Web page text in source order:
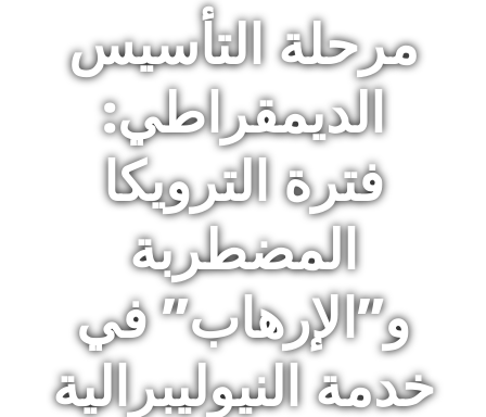
مرحلة التأسيس
الديمقراطي:
فترة الترويكا
المضطربة
و”الإرهاب” في
خدمة النيوليبرالية